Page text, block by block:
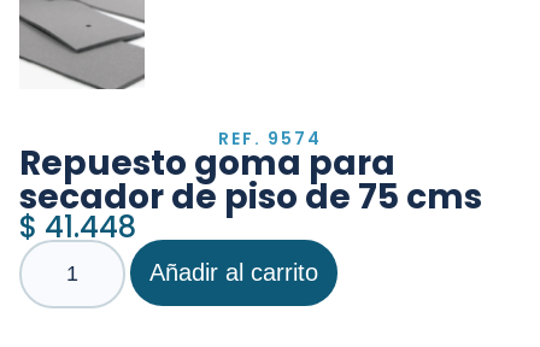
REF. 9574
Repuesto goma para
secador de piso de 75 cms
$ 41.448
Añadir al carrito